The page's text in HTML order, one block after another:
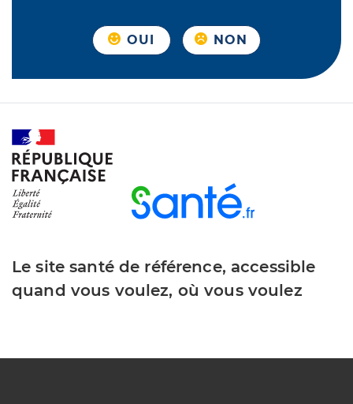
OUI NON
Le site santé de référence, accessible
quand vous voulez, où vous voulez